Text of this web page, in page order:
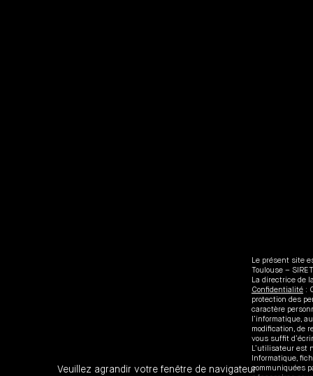
Veuillez agrandir votre fenêtre de navigateur
Le présent site
Toulouse –
La directrice de
Confidentialité :
protection des
caractère
l’informatique,
modification, de
vous suffit
L’utilisateur est
Informatique,
communiquées